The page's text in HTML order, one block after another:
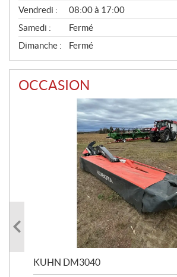
Vendredi :
08:00 à 17:00
Samedi :
Fermé
Dimanche :
Fermé
OCCASION
KUHN DM3040